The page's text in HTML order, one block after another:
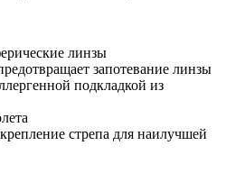
линзы
запотевание линзы
подкладкой из
стрепа для наилучшей